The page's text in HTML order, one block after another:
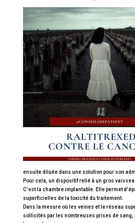
ensuite diluée dans une solution pour son
Pour cela, un dispositif relié à un gros
C’est la chambre implantable. Elle permet
superficielles de la toxicité du traitement.
Dans la mesure où les veines et le réseau
sollicités par les nombreuses prises de sang,